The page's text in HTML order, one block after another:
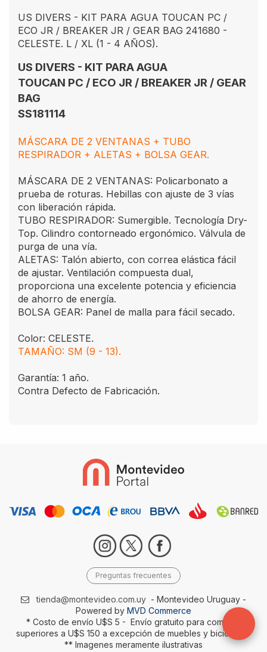
US DIVERS - KIT PARA AGUA TOUCAN PC /
ECO JR / BREAKER JR / GEAR BAG 241680 -
CELESTE. L / XL (1 - 4 AÑOS).
US DIVERS - KIT PARA AGUA
TOUCAN PC / ECO JR / BREAKER JR / GEAR
BAG
SS181114
MÁSCARA DE 2 VENTANAS + TUBO
RESPIRADOR + ALETAS + BOLSA GEAR.
MÁSCARA DE 2 VENTANAS: Policarbonato a
prueba de roturas. Hebillas con ajuste de 3 vías
con liberación rápida.
TUBO RESPIRADOR: Sumergible. Tecnología Dry-
Top. Cilindro contorneado ergonómico. Válvula de
purga de una vía.
ALETAS: Talón abierto, con correa elástica fácil
de ajustar. Ventilación compuesta dual,
proporciona una excelente potencia y eficiencia
de ahorro de energía.
BOLSA GEAR: Panel de malla para fácil secado.
Color: CELESTE.
TAMAÑO: SM (9 - 13).
Garantía: 1 año.
Contra Defecto de Fabricación.
Preguntas frecuentes
tienda@montevideo.com.uy - Montevideo Uruguay -
Powered by MVD Commerce
* Costo de envío U$S 5 - Envío gratuito para compras
superiores a U$S 150 a excepción de muebles y bicicletas-
** Imagenes meramente ilustrativas